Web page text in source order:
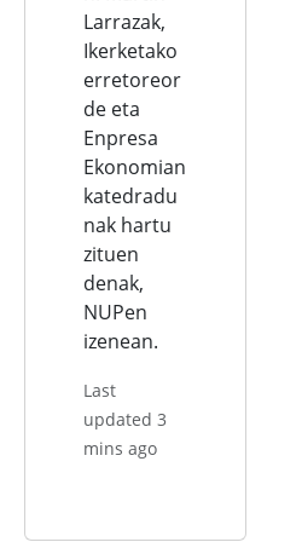
Larrazak,
Ikerketako
erretoreor
de eta
Enpresa
Ekonomian
katedradu
nak hartu
zituen
denak,
NUPen
izenean.
Last
updated 3
mins ago